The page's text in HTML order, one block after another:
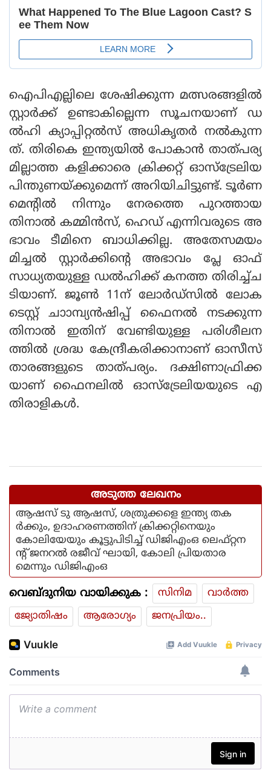
ഐപിഎല്ലിലെ ശേഷിക്കുന്ന മത്സരങ്ങളില്‍
സ്റ്റാര്‍ക്ക് ഉണ്ടാകില്ലെന്ന സൂചനയാണ് ഡ
ല്‍ഹി ക്യാപ്പിറ്റല്‍സ് അധികൃതര്‍ നല്‍കുന്ന
ത്. തിരികെ ഇന്ത്യയില്‍ പോകാന്‍ താത്പര്യ
മില്ലാത്ത കളിക്കാരെ ക്രിക്കറ്റ് ഓസ്‌ട്രേലിയ
പിന്തുണയ്ക്കുമെന്ന് അറിയിചിട്ടുണ്ട്. ടൂര്‍ണ
മെന്റില്‍ നിന്നും നേരത്തെ പുറത്തായ
തിനാല്‍ കമ്മിന്‍സ്, ഹെഡ് എന്നിവരുടെ അ
ഭാവം ടീമിനെ ബാധിക്കില്ല. അതേസമയം
മിച്ചല്‍ സ്റ്റാര്‍ക്കിന്റെ അഭാവം പ്ലേ ഓഫ്
സാധ്യതയുള്ള ഡല്‍ഹിക്ക് കനത്ത തിരിച്ച്ച
ടിയാണ്. ജൂണ്‍ 11ന് ലോര്‍ഡ്‌സില്‍ ലോക
ടെസ്റ്റ് ചാാമ്പ്യന്‍ഷിപ്പ് ഫൈനല്‍ നടക്കുന്ന
തിനാല്‍ ഇതിന് വേണ്ടിയുള്ള പരിശീലന
ത്തില്‍ ശ്രദ്ധ കേന്ദ്രീകരിക്കാനാണ് ഓസീസ്
താരങ്ങളുടെ താത്പര്യം. ദക്ഷിണാഫ്രിക്ക
യാണ് ഫൈനലില്‍ ഓസ്‌ട്രേലിയയുടെ എ
തിരാളികള്‍.
അടുത്ത ലേഖനം
ര്‍ക്കും, ഉദാഹരണത്തിന് ക്രിക്കറ്റിനെയും
കോലിയേയും കൂട്ടുപിടിച്ച് ഡിജിഎംഒ ലെഫ്റ്റന
ന്റ് ജനറല്‍ രജീവ് ഘായി, കോലി പ്രിയതാര
വാര്‍ത്ത
ജ്യോതിഷം
ആരോഗ്യം ജനപ്രിയം..